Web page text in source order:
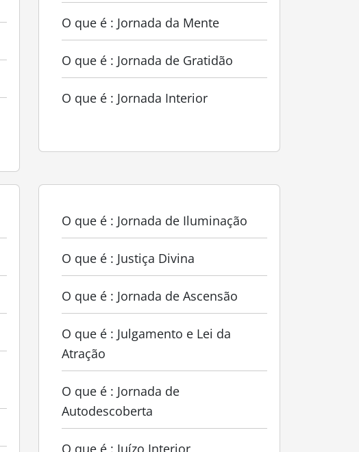
O que é : Jornada da Mente
O que é : Jornada de Gratidão
O que é : Jornada Interior
O que é : Jornada de Iluminação
O que é : Justiça Divina
O que é : Jornada de Ascensão
O que é : Julgamento e Lei da
Atração
O que é : Jornada de
Autodescoberta
O que é : Juízo Interior